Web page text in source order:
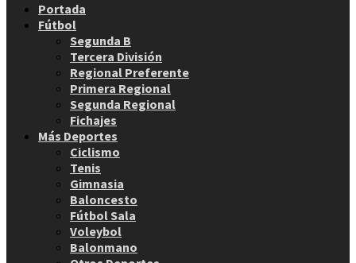
Portada
Fútbol
Segunda B
Tercera División
Regional Preferente
Primera Regional
Segunda Regional
Fichajes
Más Deportes
Ciclismo
Tenis
Gimnasia
Baloncesto
Fútbol Sala
Voleybol
Balonmano